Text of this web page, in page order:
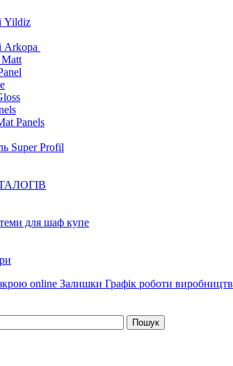
Yildiz
Matt
Panels
Super Profil
для шаф купе
online Залишки Графік роботи виробництв